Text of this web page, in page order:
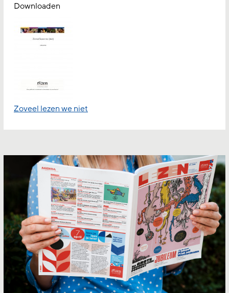
Downloaden
Zoveel lezen we niet